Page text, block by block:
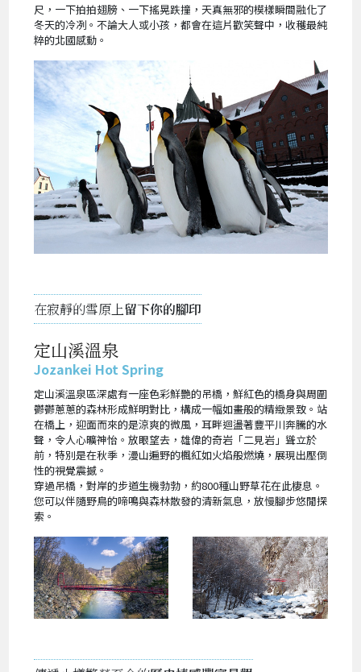
尺，一下拍拍翅膀、一下搖晃跌撞，天真無邪的模樣瞬間融化了
冬天的冷冽。不論大人或小孩，都會在這片歡笑聲中，收穫最純
粹的北國感動。
在寂靜的雪原上留下你的腳印
定山溪溫泉
Jozankei Hot Spring
定山溪溫泉區深處有一座色彩鮮艷的吊橋，鮮紅色的橋身與周圍
鬱鬱蔥蔥的森林形成鮮明對比，構成一幅如畫般的精緻景致。站
在橋上，迎面而來的是涼爽的微風，耳畔迴盪著豐平川奔騰的水
聲，令人心曠神怡。放眼望去，雄偉的奇岩「二見岩」聳立於
前，特別是在秋季，漫山遍野的楓紅如火焰般燃燒，展現出壓倒
性的視覺震撼。
穿過吊橋，對岸的步道生機勃勃，約800種山野草花在此棲息。
您可以伴隨野鳥的啼鳴與森林散發的清新氣息，放慢腳步悠閒探
索。